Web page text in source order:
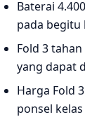
Baterai
pada begitu
Fold 3
yang dapat
Harga Fold
ponsel